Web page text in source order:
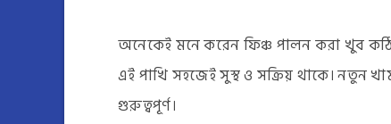
অনেকেই মনে করেন ফিঞ্চ পালন করা খুব
এই পাখি সহজেই সুস্থ ও সক্রিয় থাকে। নতুন
গুরুত্বপূর্ণ।